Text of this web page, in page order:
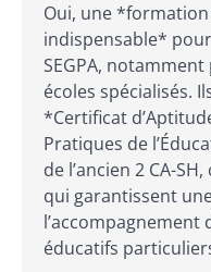
Oui, une
indispensable*
SEGPA,
écoles spécialisés.
*Certificat
Pratiques de
de l’ancien 2 CA-
qui garantissent
l’accompagnement
éducatifs